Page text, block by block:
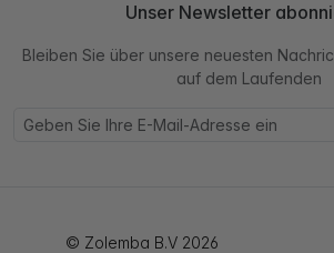
Unser Newsletter
Bleiben Sie über unsere neuesten
auf dem Laufenden
© Zolemba B.V 2026